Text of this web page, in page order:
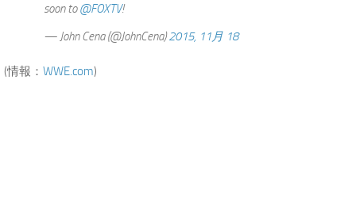
soon to@FOXTV!
— John Cena (@JohnCena)2015, 11月 18
(情報： WWE.com)